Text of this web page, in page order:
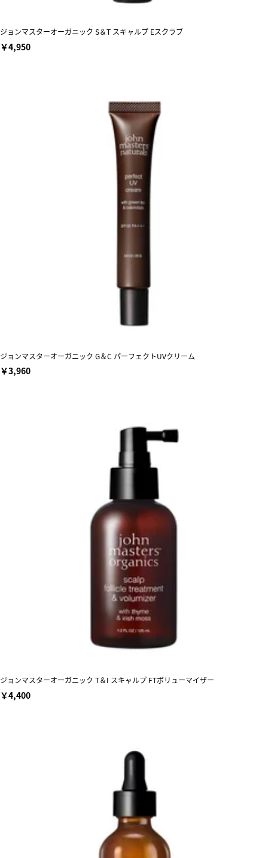
ジョンマスターオーガニック S＆T スキャルプ Eスクラブ
￥4,950
ジョンマスターオーガニック G＆C パーフェクトUVクリーム
￥3,960
ジョンマスターオーガニック T＆I スキャルプ FTボリューマイザー
￥4,400